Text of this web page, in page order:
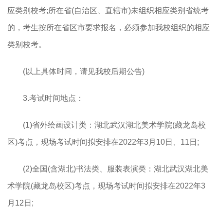
应类别校考;所在省(自治区、直辖市)未组织相应类别省统考
的，考生按所在省区市要求报名，必须参加我校组织的相应
类别校考。
(以上具体时间，请见我校后期公告)
3.考试时间地点：
(1)省外绘画设计类：湖北武汉湖北美术学院(藏龙岛校
区)考点，现场考试时间拟安排在2022年3月10日、11日;
(2)全国(含湖北)书法类、服装表演类：湖北武汉湖北美
术学院(藏龙岛校区)考点，现场考试时间拟安排在2022年3
月12日;